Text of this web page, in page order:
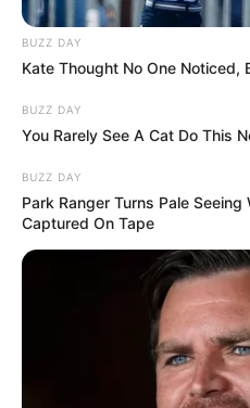
BUZZ DAY
Kate Thought No One Noticed,
BUZZ DAY
You Rarely See A Cat Do This
BUZZ DAY
Park Ranger Turns Pale
Captured On Tape